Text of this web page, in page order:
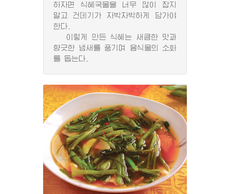
하자면 식혜국물을 너무 많이 잡지
말고 건데기가 자박자박하게 담가야
한다.
이렇게 만든 식혜는 새큼한 맛과
향긋한 냄새를 풍기며 음식물의 소화
를 돕는다.